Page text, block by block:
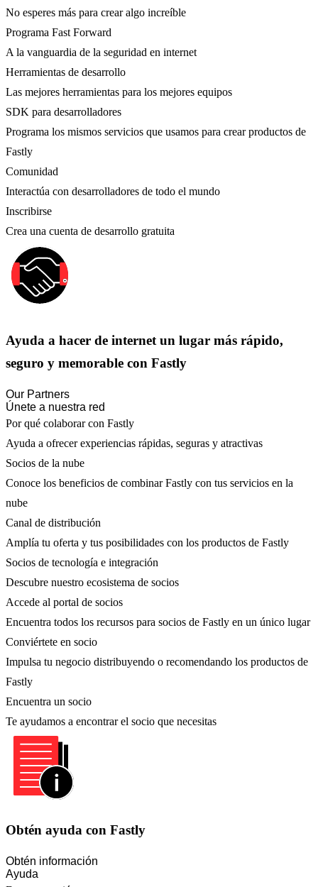
No esperes más para crear algo increíble
Programa Fast Forward
A la vanguardia de la seguridad en internet
Herramientas de desarrollo
Las mejores herramientas para los mejores equipos
SDK para desarrolladores
Programa los mismos servicios que usamos para crear productos de
Fastly
Comunidad
Interactúa con desarrolladores de todo el mundo
Inscribirse
Crea una cuenta de desarrollo gratuita
Ayuda a hacer de internet un lugar más rápido,
seguro y memorable con Fastly
Our Partners
Únete a nuestra red
Por qué colaborar con Fastly
Ayuda a ofrecer experiencias rápidas, seguras y atractivas
Socios de la nube
Conoce los beneficios de combinar Fastly con tus servicios en la
nube
Canal de distribución
Amplía tu oferta y tus posibilidades con los productos de Fastly
Socios de tecnología e integración
Descubre nuestro ecosistema de socios
Accede al portal de socios
Encuentra todos los recursos para socios de Fastly en un único lugar
Conviértete en socio
Impulsa tu negocio distribuyendo o recomendando los productos de
Fastly
Encuentra un socio
Te ayudamos a encontrar el socio que necesitas
Obtén ayuda con Fastly
Obtén información
Ayuda